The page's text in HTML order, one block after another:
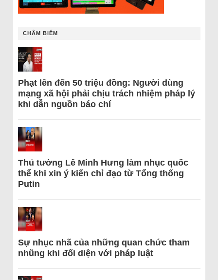
CHÂM BIẾM
Phạt lên đến 50 triệu đồng: Người dùng
mạng xã hội phải chịu trách nhiệm pháp lý
khi dẫn nguồn báo chí
Thủ tướng Lê Minh Hưng làm nhục quốc
thể khi xin ý kiến chỉ đạo từ Tổng thống
Putin
Sự nhục nhã của những quan chức tham
nhũng khi đối diện với pháp luật